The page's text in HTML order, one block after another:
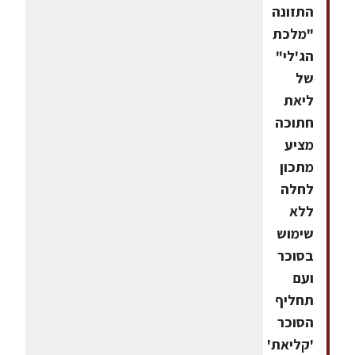
התזונה
"מלכת
הג'לי"
של
ליאת
חתוכה
מציע
מתכון
לחלה
ללא
שימוש
בסוכר
ועם
תחליף
הסוכר
'קליאת'